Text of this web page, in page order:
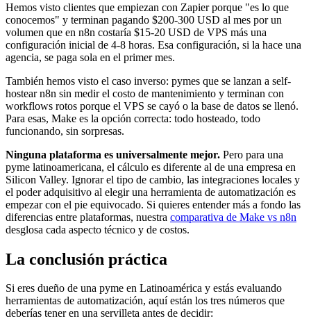
Hemos visto clientes que empiezan con Zapier porque "es lo que
conocemos" y terminan pagando $200-300 USD al mes por un
volumen que en n8n costaría $15-20 USD de VPS más una
configuración inicial de 4-8 horas. Esa configuración, si la hace una
agencia, se paga sola en el primer mes.
También hemos visto el caso inverso: pymes que se lanzan a self-
hostear n8n sin medir el costo de mantenimiento y terminan con
workflows rotos porque el VPS se cayó o la base de datos se llenó.
Para esas, Make es la opción correcta: todo hosteado, todo
funcionando, sin sorpresas.
Ninguna plataforma es universalmente mejor. Pero para una
pyme latinoamericana, el cálculo es diferente al de una empresa en
Silicon Valley. Ignorar el tipo de cambio, las integraciones locales y
el poder adquisitivo al elegir una herramienta de automatización es
empezar con el pie equivocado. Si quieres entender más a fondo las
diferencias entre plataformas, nuestra comparativa de Make vs n8n
desglosa cada aspecto técnico y de costos.
La conclusión práctica
Si eres dueño de una pyme en Latinoamérica y estás evaluando
herramientas de automatización, aquí están los tres números que
deberías tener en una servilleta antes de decidir: